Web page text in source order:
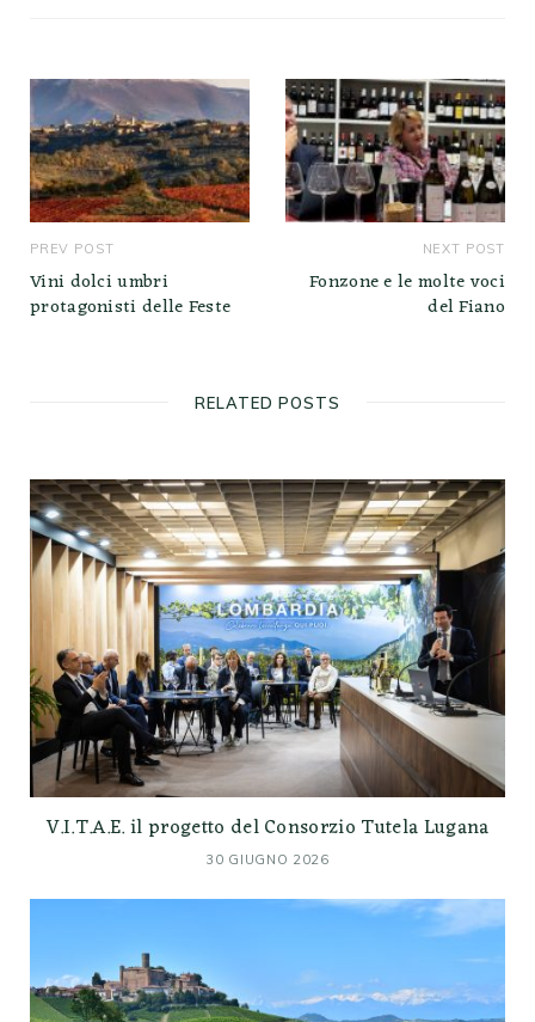
PREV POST
Vini dolci umbri
protagonisti delle Feste
NEXT POST
Fonzone e le molte voci
del Fiano
RELATED POSTS
V.I.T.A.E. il progetto del Consorzio Tutela Lugana
30 GIUGNO 2026